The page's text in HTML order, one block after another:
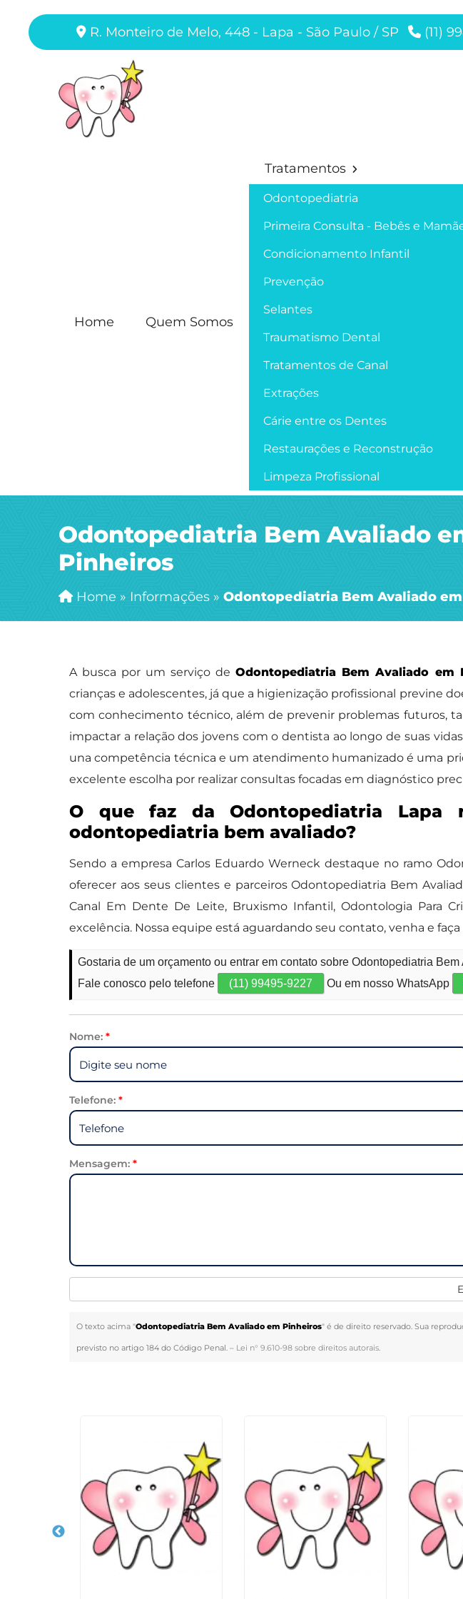
R. Monteiro de Melo, 448 - Lapa - São Paulo / SP (11)
Home Quem Somos
Tratamentos
Odontopediatria
Primeira Consulta - Bebês e
Condicionamento Infantil
Prevenção
Selantes
Traumatismo Dental
Tratamentos de Canal
Extrações
Cárie entre os Dentes
Restaurações e Reconstrução
Limpeza Profissional
Odontopediatria Bem Avaliado
Pinheiros
Home » Informações »Odontopediatria Bem Avaliado
A busca por um serviço deOdontopediatria Bem Avaliado em
crianças e adolescentes, já que a higienização profissional previne
com conhecimento técnico, além de prevenir problemas futuros,
impactar a relação dos jovens com o dentista ao longo de suas
una competência técnica e um atendimento humanizado é uma
excelente escolha por realizar consultas focadas em diagnóstico
O que faz da Odontopediatria Lapa
odontopediatria bem avaliado?
Sendo a empresa Carlos Eduardo Werneck destaque no ramo
oferecer aos seus clientes e parceiros Odontopediatria Bem
Canal Em Dente De Leite, Bruxismo Infantil, Odontologia Para
excelência. Nossa equipe está aguardando seu contato, venha e
Gostaria de um orçamento ou entrar em contato sobre Odontopediatria
Fale conosco pelo telefone
(11) 99495-9227 Ou em nosso WhatsApp
Nome:*
Telefone:*
Mensagem:*
O texto acima "Odontopediatria Bem Avaliado em Pinheiros" é de direito reservado. Sua
previsto no artigo 184 do Código Penal. – Lei n° 9.610-98 sobre direitos autorais.